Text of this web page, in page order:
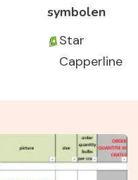
symbolen
Star
Capperline